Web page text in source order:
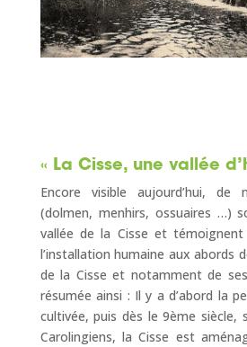
« La Cisse, une vallée
Encore visible aujourd’hui, de
(dolmen, menhirs, ossuaires …)
vallée de la Cisse et témoignent
l’installation humaine aux abords
de la Cisse et notamment de
résumée ainsi : Il y a d’abord la
cultivée, puis dès le 9ème siècle,
Carolingiens, la Cisse est